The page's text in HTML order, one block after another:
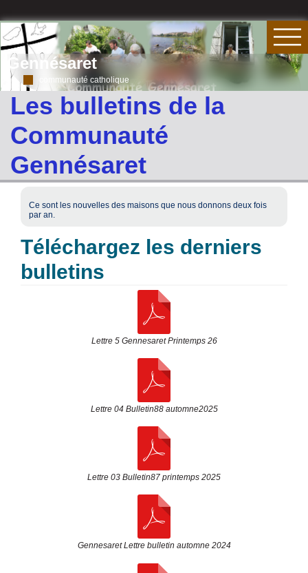
Gennésaret
communauté catholique
Les bulletins de la
Communauté
Gennésaret
Ce sont les nouvelles des maisons que nous donnons deux fois
par an.
Téléchargez les derniers
bulletins
Lettre 5 Gennesaret Printemps 26
Lettre 04 Bulletin88 automne2025
Lettre 03 Bulletin87 printemps 2025
Gennesaret Lettre bulletin automne 2024